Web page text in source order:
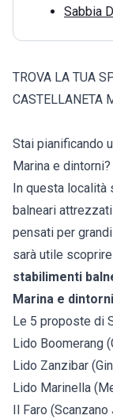
Sabbia
TROVA LA TUA
CASTELLANETA
Stai pianificando
Marina e dintorni?
In questa
balneari
pensati per
sarà utile
stabilimenti
Marina e dintorni
Le 5 proposte di
Lido Boomerang
Lido Zanzibar
Lido Marinella
Il Faro